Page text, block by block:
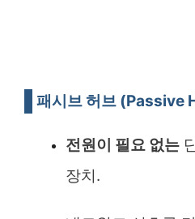
패시브 허브 (Passive
전원이 필요 없는
장치.